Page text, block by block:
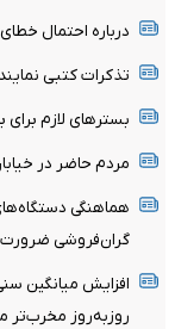
درباره احتمال
تذکرات کتبی
بسترهای لازم
مردم حاضر در
هماهنگی
گران‌فروشی ضرورت
افزایش میانگین
روزبه‌روز مخرب‌تر می‌شود/